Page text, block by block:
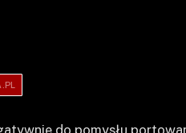
do pomysłu